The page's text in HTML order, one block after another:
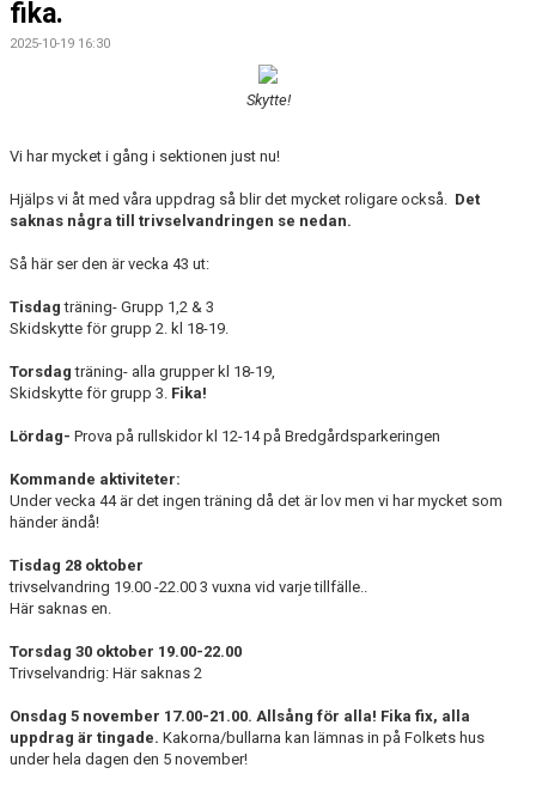
DOKUMENT
fika.
2025-10-19 16:30
Skytte!
Vi har mycket i gång i sektionen just nu!
Hjälps vi åt med våra uppdrag så blir det mycket roligare också. Det
saknas några till trivselvandringen se nedan.
Så här ser den är vecka 43 ut:
Tisdagträning- Grupp 1,2 & 3
Skidskytte för grupp 2. kl 18-19.
Torsdag träning- alla grupper kl 18-19,
Skidskytte för grupp 3. Fika!
Lördag- Prova på rullskidor kl 12-14 på Bredgårdsparkeringen
Kommande aktiviteter:
Under vecka 44 är det ingen träning då det är lov men vi har mycket som
händer ändå!
Tisdag 28 oktober
trivselvandring 19.00 -22.00 3 vuxna vid varje tillfälle..
Här saknas en.
Torsdag 30 oktober 19.00-22.00
Trivselvandrig: Här saknas 2
Onsdag 5 november 17.00-21.00. Allsång för alla! Fika fix, alla
uppdrag är tingade. Kakorna/bullarna kan lämnas in på Folkets hus
under hela dagen den 5 november!